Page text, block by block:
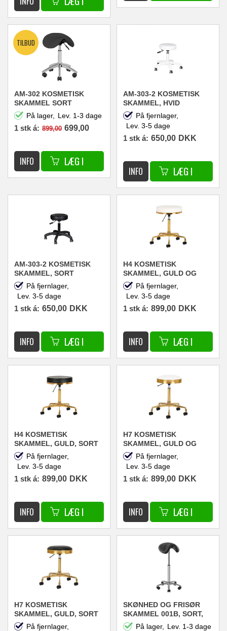
AM-302 KOSMETISK
SKAMMEL SORT
På lager,
Lev. 1-3 dage
1 stk á: 899,00 699,00
AM-303-2 KOSMETISK
SKAMMEL, HVID
På fjernlager,
Lev. 3-5 dage
1 stk á: 650,00 DKK
AM-303-2 KOSMETISK
SKAMMEL, SORT
På fjernlager,
Lev. 3-5 dage
1 stk á: 650,00 DKK
H4 KOSMETISK
SKAMMEL, GULD OG
HVIDPå fjernlager,
Lev. 3-5 dage
1 stk á: 899,00 DKK
H4 KOSMETISK
SKAMMEL, GULD, SORT
På fjernlager,
Lev. 3-5 dage
1 stk á: 899,00 DKK
H7 KOSMETISK
SKAMMEL, GULD OG
HVIDPå fjernlager,
Lev. 3-5 dage
1 stk á: 899,00 DKK
H7 KOSMETISK
SKAMMEL, GULD, SORT
På fjernlager,
SKØNHED OG FRISØR
SKAMMEL 001B, SORT,
HØJPå lager, Lev. 1-3 dage